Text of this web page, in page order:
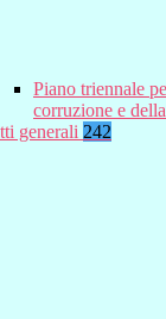
Piano triennale
corruzione e
generali 242